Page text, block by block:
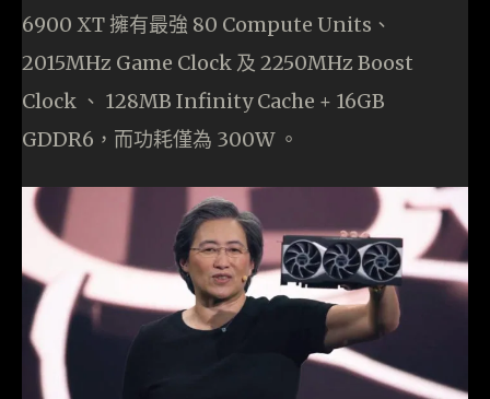
6900 XT 擁有最強 80 Compute Units、
2015MHz Game Clock 及 2250MHz Boost
Clock 、 128MB Infinity Cache + 16GB
GDDR6，而功耗僅為 300W 。